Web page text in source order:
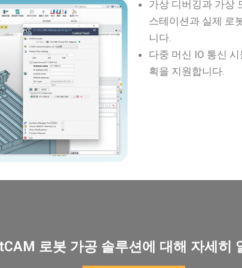
가상 디버깅과 가상
스테이션과 실제 로
니다.
다중 머신 IO 통신
획을 지원합니다.
로봇 가공 솔루션에 대해 자세히